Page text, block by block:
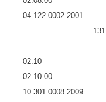
04.122.0002.2001
02.10
02.10.00
10.301.0008.2009
131